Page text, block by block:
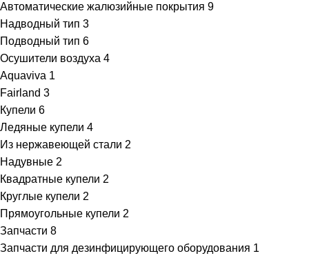
Автоматические жалюзийные покрытия 9
Надводный тип 3
Подводный тип 6
Осушители воздуха 4
Aquaviva 1
Fairland 3
Купели 6
Ледяные купели 4
Из нержавеющей стали 2
Надувные 2
Квадратные купели 2
Круглые купели 2
Прямоугольные купели 2
Запчасти 8
Запчасти для дезинфицирующего оборудования 1